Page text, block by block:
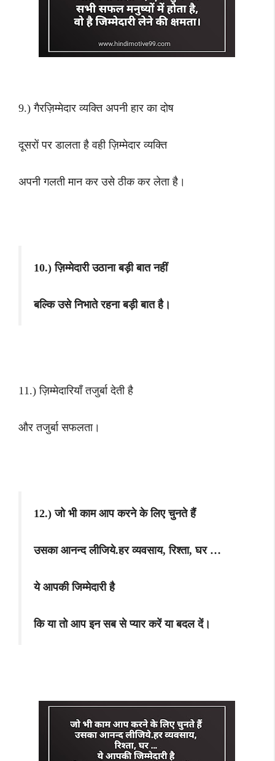
9.) गैरज़िम्मेदार व्यक्ति अपनी हार का दोष
दूसरों पर डालता है वही ज़िम्मेदार व्यक्ति
अपनी गलती मान कर उसे ठीक कर लेता है।
10.) ज़िम्मेदारी उठाना बड़ी बात नहीं
बल्कि उसे निभाते रहना बड़ी बात है।
11.) ज़िम्मेदारियाँ तजुर्बा देती है
और तजुर्बा सफलता।
12.) जो भी काम आप करने के लिए चुनते हैं
उसका आनन्द लीजिये.हर व्यवसाय, रिश्ता, घर …
ये आपकी जिम्मेदारी है
कि या तो आप इन सब से प्यार करें या बदल दें।